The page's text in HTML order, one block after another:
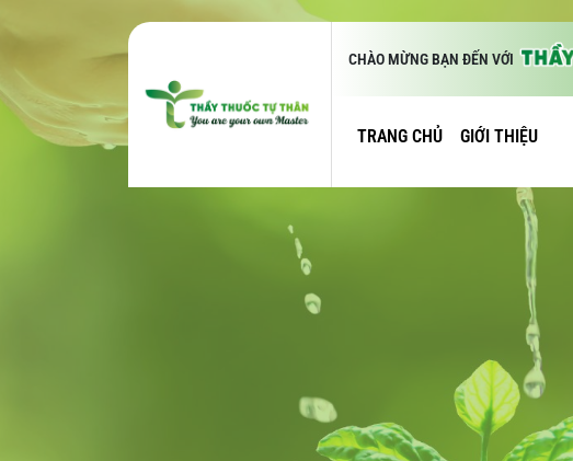
CHÀO MỪNG BẠN ĐẾN VỚI
TRANG CHỦ GIỚI THIỆU